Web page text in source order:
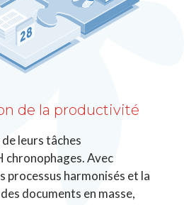
de la productivité
leurs tâches
chronophages. Avec
processus harmonisés et la
documents en masse,